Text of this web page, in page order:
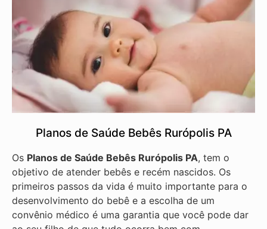
Planos de Saúde Bebês Rurópolis PA
Os Planos de Saúde Bebês Rurópolis PA, tem o
objetivo de atender bebês e recém nascidos. Os
primeiros passos da vida é muito importante para o
desenvolvimento do bebê e a escolha de um
convênio médico é uma garantia que você pode dar